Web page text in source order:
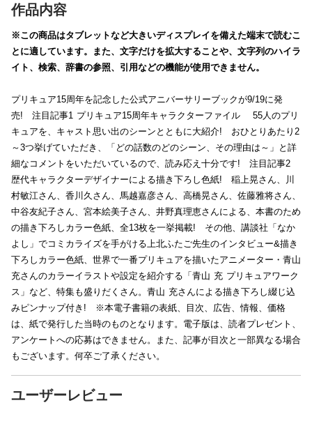
作品内容
※この商品はタブレットなど大きいディスプレイを備えた端末で読むこ
とに適しています。また、文字だけを拡大することや、文字列のハイラ
イト、検索、辞書の参照、引用などの機能が使用できません。
プリキュア15周年を記念した公式アニバーサリーブックが9/19に発
売! 注目記事1 プリキュア15周年キャラクターファイル 55人のプリ
キュアを、キャスト思い出のシーンとともに大紹介! おひとりあたり2
～3つ挙げていただき、「どの話数のどのシーン、その理由は～」と詳
細なコメントをいただいているので、読み応え十分です! 注目記事2
歴代キャラクターデザイナーによる描き下ろし色紙! 稲上晃さん、川
村敏江さん、香川久さん、馬越嘉彦さん、高橋晃さん、佐藤雅将さん、
中谷友紀子さん、宮本絵美子さん、井野真理恵さんによる、本書のため
の描き下ろしカラー色紙、全13枚を一挙掲載! その他、講談社「なか
よし」でコミカライズを手がける上北ふたご先生のインタビュー&描き
下ろしカラー色紙、世界で一番プリキュアを描いたアニメーター・青山
充さんのカラーイラストや設定を紹介する「青山 充 プリキュアワーク
ス」など、特集も盛りだくさん。青山 充さんによる描き下ろし綴じ込
みピンナップ付き! ※本電子書籍の表紙、目次、広告、情報、価格
は、紙で発行した当時のものとなります。電子版は、読者プレゼント、
アンケートへの応募はできません。また、記事が目次と一部異なる場合
もございます。何卒ご了承ください。
ユーザーレビュー